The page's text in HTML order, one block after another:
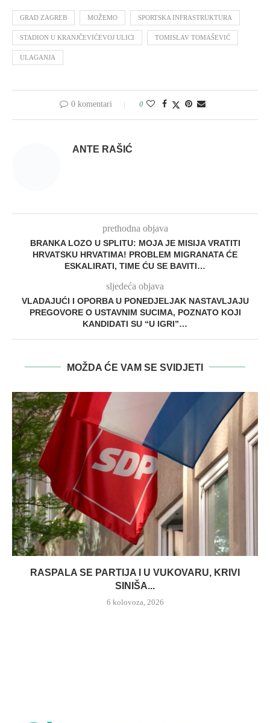
GRAD ZAGREB MOŽEMO SPORTSKA INFRASTRUKTURA
STADION U KRANJČEVIĆEVOJ ULICI TOMISLAV TOMAŠEVIĆ
ULAGANJA
0 komentari 0
ANTE RAŠIĆ
prethodna objava
BRANKA LOZO U SPLITU: MOJA JE MISIJA VRATITI
HRVATSKU HRVATIMA! PROBLEM MIGRANATA ĆE
ESKALIRATI, TIME ĆU SE BAVITI…
sljedeća objava
VLADAJUĆI I OPORBA U PONEDJELJAK NASTAVLJAJU
PREGOVORE O USTAVNIM SUCIMA, POZNATO KOJI
KANDIDATI SU “U IGRI”…
MOŽDA ĆE VAM SE SVIDJETI
RASPALA SE PARTIJA I U VUKOVARU, KRIVI
SINIŠA...
6 kolovoza, 2026